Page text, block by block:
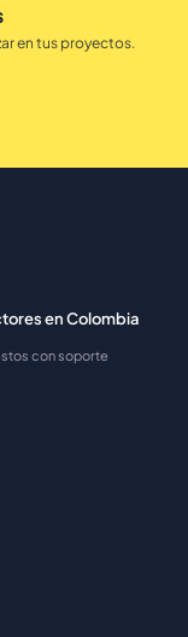
en tus proyectos.
en Colombia
con soporte